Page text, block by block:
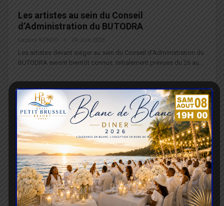
Les artistes au sein du Conseil
d’Administration du BUTODRA
Lazarre KONDO 24 Juin 2023
Les artistes devant siéger au sein du Conseil d’Administration du
BUTODRA seront bientôt connus. Initialement prévues du 26 au…
Togo : Le BUTODRA en campagne foraine de
perception de redevances de droit d’Auteurs
Lazarre KONDO 17 Oct 2022
La Direction Générale du Bureau Togolais du Droit d’Auteurs